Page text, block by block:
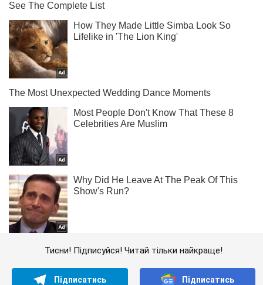
Тисни! Підписуйся! Читай тільки найкраще!
Підписатись Підписатись